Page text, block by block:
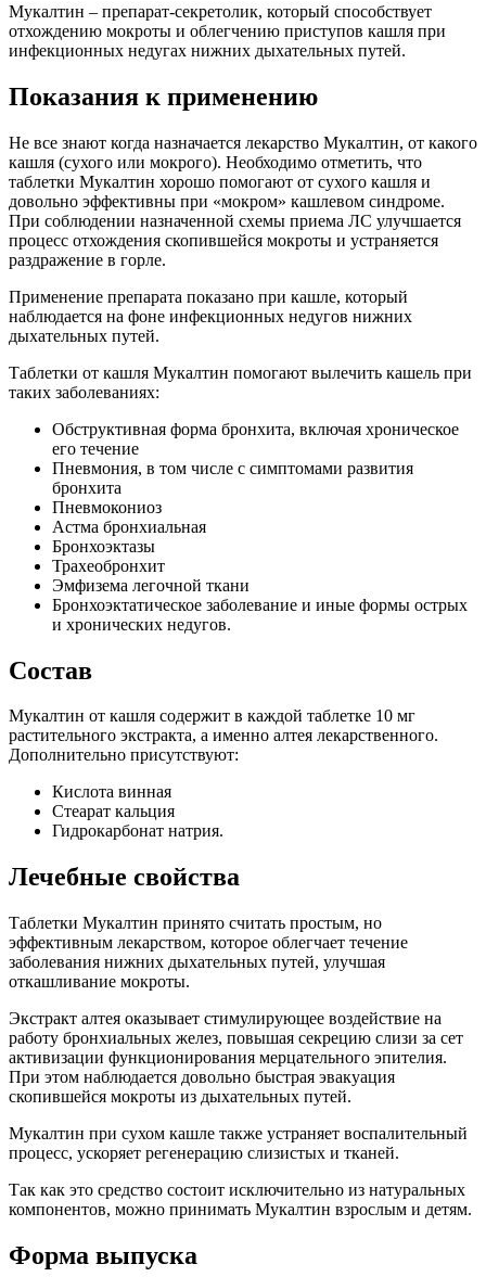
Мукалтин – препарат-секретолик, который способствует
отхождению мокроты и облегчению приступов кашля при
инфекционных недугах нижних дыхательных путей.
Показания к применению
Не все знают когда назначается лекарство Мукалтин, от какого
кашля (сухого или мокрого). Необходимо отметить, что
таблетки Мукалтин хорошо помогают от сухого кашля и
довольно эффективны при «мокром» кашлевом синдроме.
При соблюдении назначенной схемы приема ЛС улучшается
процесс отхождения скопившейся мокроты и устраняется
раздражение в горле.
Применение препарата показано при кашле, который
наблюдается на фоне инфекционных недугов нижних
дыхательных путей.
Таблетки от кашля Мукалтин помогают вылечить кашель при
таких заболеваниях:
Обструктивная форма бронхита, включая хроническое
его течение
Пневмония, в том числе с симптомами развития
бронхита
Пневмокониоз
Астма бронхиальная
Бронхоэктазы
Трахеобронхит
Эмфизема легочной ткани
Бронхоэктатическое заболевание и иные формы острых
и хронических недугов.
Состав
Мукалтин от кашля содержит в каждой таблетке 10 мг
растительного экстракта, а именно алтея лекарственного.
Дополнительно присутствуют:
Кислота винная
Стеарат кальция
Гидрокарбонат натрия.
Лечебные свойства
Таблетки Мукалтин принято считать простым, но
эффективным лекарством, которое облегчает течение
заболевания нижних дыхательных путей, улучшая
откашливание мокроты.
Экстракт алтея оказывает стимулирующее воздействие на
работу бронхиальных желез, повышая секрецию слизи за сет
активизации функционирования мерцательного эпителия.
При этом наблюдается довольно быстрая эвакуация
скопившейся мокроты из дыхательных путей.
Мукалтин при сухом кашле также устраняет воспалительный
процесс, ускоряет регенерацию слизистых и тканей.
Так как это средство состоит исключительно из натуральных
компонентов, можно принимать Мукалтин взрослым и детям.
Форма выпуска